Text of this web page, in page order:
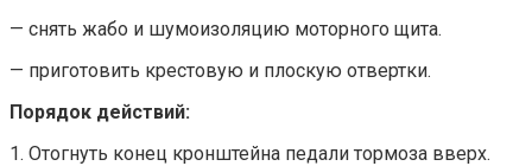
— снять жабо и шумоизоляцию моторного щита.
— приготовить крестовую и плоскую отвертки.
Порядок действий:
1. Отогнуть конец кронштейна педали тормоза вверх.